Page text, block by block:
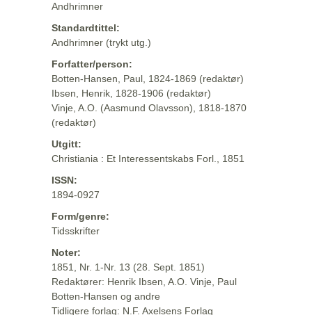
Andhrimner
Standardtittel:
Andhrimner (trykt utg.)
Forfatter/person:
Botten-Hansen, Paul, 1824-1869 (redaktør)
Ibsen, Henrik, 1828-1906 (redaktør)
Vinje, A.O. (Aasmund Olavsson), 1818-1870
(redaktør)
Utgitt:
Christiania : Et Interessentskabs Forl., 1851
ISSN:
1894-0927
Form/genre:
Tidsskrifter
Noter:
1851, Nr. 1-Nr. 13 (28. Sept. 1851)
Redaktører: Henrik Ibsen, A.O. Vinje, Paul
Botten-Hansen og andre
Tidligere forlag: N.F. Axelsens Forlag